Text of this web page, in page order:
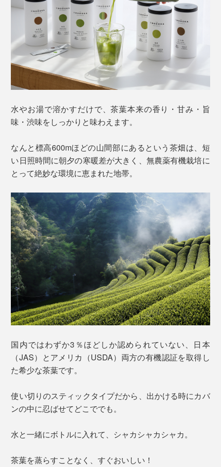
水やお湯で溶かすだけで、茶葉本来の香り・甘み・旨
味・渋味をしっかりと味わえます。
なんと標高600mほどの山間部にあるという茶畑は、短
い日照時間に朝夕の寒暖差が大きく、無農薬有機栽培に
とって絶妙な環境に恵まれた地帯。
国内ではわずか3％ほどしか認められていない、日本
（JAS）とアメリカ（USDA）両方の有機認証を取得し
た希少な茶葉です。
使い切りのスティックタイプだから、出かける時にカバ
ンの中に忍ばせてどこででも。
水と一緒にボトルに入れて、シャカシャカシャカ。
茶葉を蒸らすことなく、すぐおいしい！